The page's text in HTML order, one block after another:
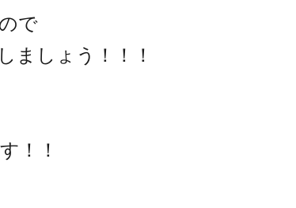
で
ましょう！！！
！！